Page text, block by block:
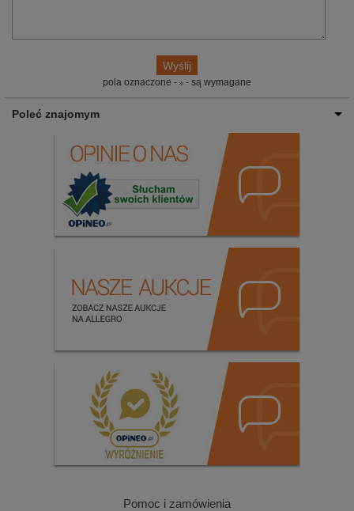
pola oznaczone - - są wymagane
Poleć znajomym
Pomoc i zamówienia